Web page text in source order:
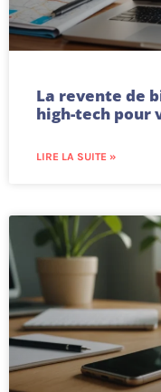
La revente de
high-tech pour
LIRE LA SUITE »